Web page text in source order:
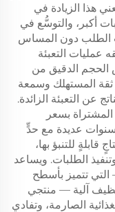
هذا الزيادة في
أكبر، والتوسُّع في
الطلب دون المساس
عمليات التعبئة
الحجم الدقيق من
ثقة المستهلك وسمعة
عن التعبئة الزائدة.
بسعر
لسنوات عديدة مع حدٍّ
للتنبؤ بها،
الطلبات. ويساعد
التي تتميز بأسطح
آلية — منتجي
الصارمة، وتفادي